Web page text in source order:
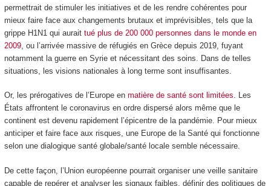
permettrait de stimuler les initiatives et de les rendre cohérentes pour
mieux faire face aux changements brutaux et imprévisibles, tels que la
grippe H1N1 qui aurait tué plus de 200 000 personnes dans le monde en
2009, ou l’arrivée massive de réfugiés en Grèce depuis 2019, fuyant
notamment la guerre en Syrie et nécessitant des soins. Dans de telles
situations, les visions nationales à long terme sont insuffisantes.
Or, les prérogatives de l’Europe en matière de santé sont limitées. Les
États affrontent le coronavirus en ordre dispersé alors même que le
continent est devenu rapidement l’épicentre de la pandémie. Pour mieux
anticiper et faire face aux risques, une Europe de la Santé qui fonctionne
selon une dialogique santé globale/santé locale semble nécessaire.
De cette façon, l’Union européenne pourrait organiser une veille sanitaire
capable de repérer et analyser les signaux faibles, définir des politiques de